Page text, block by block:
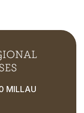
MILLAU